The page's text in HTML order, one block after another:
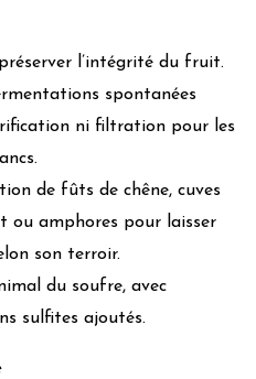
l’intégrité du fruit.
spontanées
ni filtration pour les
de fûts de chêne, cuves
ou amphores pour laisser
son terroir.
du soufre, avec
sulfites ajoutés.